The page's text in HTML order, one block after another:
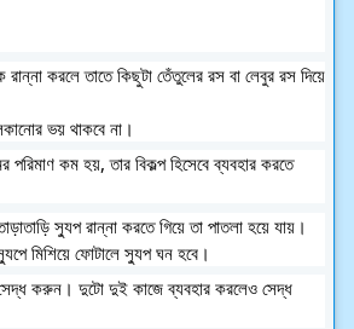
করলে তাতে কিছুটা তেঁতুলের রস বা লেবুর রস দিয়ে
ভয় থাকবে না।
পরিমাণ কম হয়, তার বিকল্প হিসেবে ব্যবহার করতে
স্যুপ রান্না করতে গিয়ে তা পাতলা হয়ে যায়।
মিশিয়ে ফোটালে স্যুপ ঘন হবে।
করুন। দুটো দুই কাজে ব্যবহার করলেও সেদ্ধ